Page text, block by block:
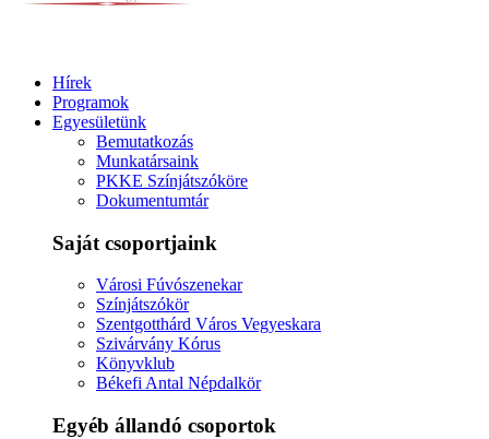
Hírek
Programok
Egyesületünk
Bemutatkozás
Munkatársaink
PKKE Színjátszóköre
Dokumentumtár
Saját csoportjaink
Városi Fúvószenekar
Színjátszókör
Szentgotthárd Város Vegyeskara
Szivárvány Kórus
Könyvklub
Békefi Antal Népdalkör
Egyéb állandó csoportok